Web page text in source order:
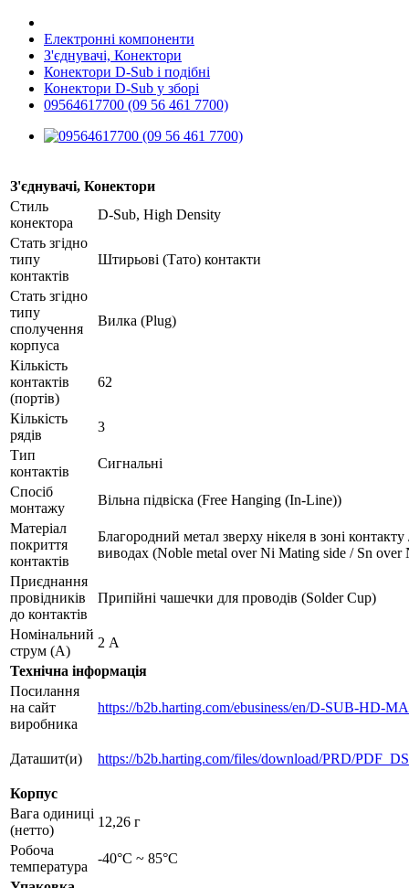
Електронні компоненти
З'єднувачі, Конектори
Конектори D-Sub і подібні
Конектори D-Sub у зборі
09564617700 (09 56 461 7700)
З'єднувачі, Конектори
Стиль
конектора
D-Sub, High Density
Стать згідно
типу
контактів
Штирьові (Тато) контакти
Стать згідно
типу
сполучення
корпуса
Вилка (Plug)
Кількість
контактів
(портів)
62
Кількість
рядів
3
Тип
контактів
Сигнальні
Спосіб
монтажу
Вільна підвіска (Free Hanging (In-Line))
Матеріал
покриття
контактів
Благородний метал зверху нікеля в зоні
виводах (Noble metal over Ni Mating side / Sn over
Приєднання
провідників
до контактів
Припійні чашечки для проводів (Solder Cup)
Номінальний
струм (А)
2 А
Технічна інформація
Посилання
на сайт
виробника
https://b2b.harting.com/ebusiness/en/D-SUB-HD-
Даташит(и) https://b2b.harting.com/files/download/PRD/
Корпус
Вага одиниці
(нетто)
12,26 г
Робоча
температура
-40°C ~ 85°C